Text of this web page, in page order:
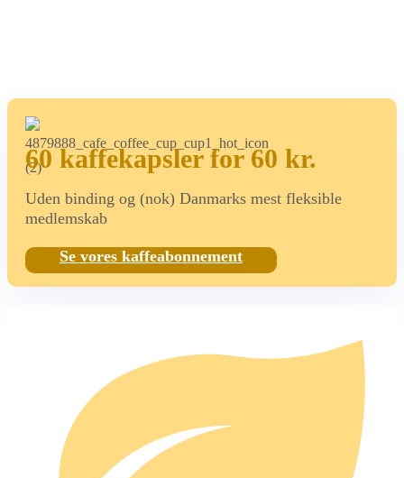
60 kaffekapsler for 60 kr.
Uden binding og (nok) Danmarks mest fleksible
medlemskab
Se vores kaffeabonnement